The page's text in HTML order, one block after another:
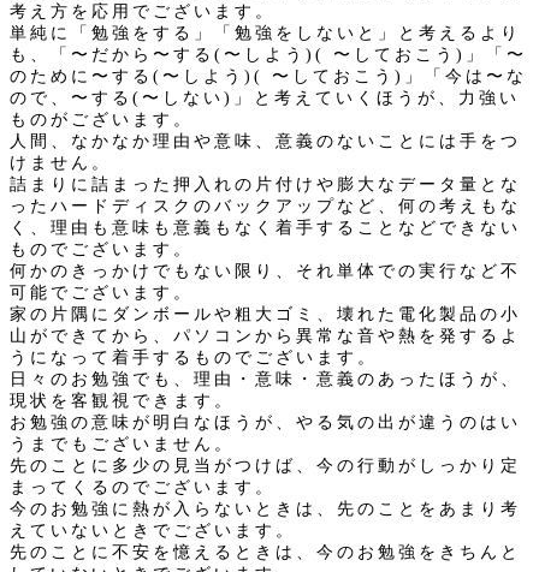
考え方を応用でございます。
単純に「勉強をする」「勉強をしないと」と考えるより
も、「〜だから〜する(〜しよう)( 〜しておこう)」「〜
のために〜する(〜しよう)( 〜しておこう)」「今は〜な
ので、〜する(〜しない)」と考えていくほうが、力強い
ものがございます。
人間、なかなか理由や意味、意義のないことには手をつ
けません。
詰まりに詰まった押入れの片付けや膨大なデータ量とな
ったハードディスクのバックアップなど、何の考えもな
く、理由も意味も意義もなく着手することなどできない
ものでございます。
何かのきっかけでもない限り、それ単体での実行など不
可能でございます。
家の片隅にダンボールや粗大ゴミ、壊れた電化製品の小
山ができてから、パソコンから異常な音や熱を発するよ
うになって着手するものでございます。
日々のお勉強でも、理由・意味・意義のあったほうが、
現状を客観視できます。
お勉強の意味が明白なほうが、やる気の出が違うのはい
うまでもございません。
先のことに多少の見当がつけば、今の行動がしっかり定
まってくるのでございます。
今のお勉強に熱が入らないときは、先のことをあまり考
えていないときでございます。
先のことに不安を憶えるときは、今のお勉強をきちんと